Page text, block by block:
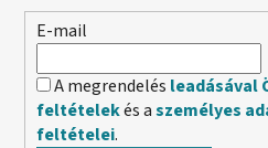
E-mail
A megrendelés leadásával
feltételekés aszemélyes
feltételei.